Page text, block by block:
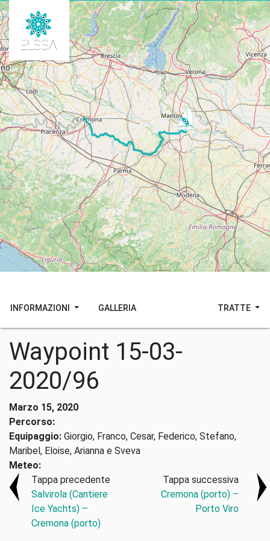
INFORMAZIONI GALLERIA TRATTE
Waypoint 15-03-
2020/96
Marzo 15, 2020
Percorso:
Equipaggio: Giorgio, Franco, Cesar, Federico, Stefano,
Maribel, Eloise, Arianna e Sveva
Meteo:
Tappa precedente
Salvirola (Cantiere
Ice Yachts) –
Cremona (porto)
Tappa successiva
Cremona (porto) –
Porto Viro